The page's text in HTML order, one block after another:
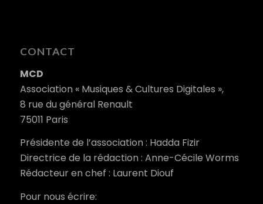
CONTACT
MCD
Association « Musiques & Cultures Digitales »,
8 rue du général Renault
75011 Paris
Présidente de l’association : Hadda Fizir
Directrice de la rédaction : Anne-Cécile Worms
Rédacteur en chef : Laurent Diouf
Pour nous écrire: